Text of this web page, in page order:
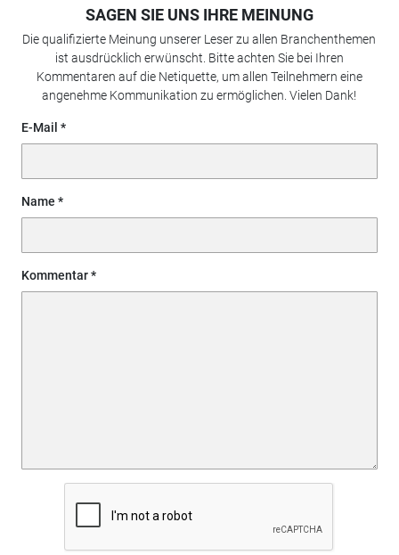
SAGEN SIE UNS IHRE MEINUNG
Die qualifizierte Meinung unserer Leser zu allen Branchenthemen
ist ausdrücklich erwünscht. Bitte achten Sie bei Ihren
Kommentaren auf die Netiquette, um allen Teilnehmern eine
angenehme Kommunikation zu ermöglichen. Vielen Dank!
E-Mail
Name
Kommentar